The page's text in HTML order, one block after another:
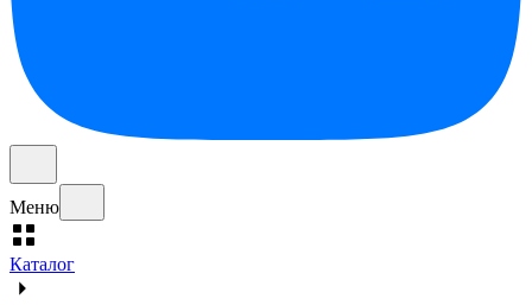
Меню
Каталог